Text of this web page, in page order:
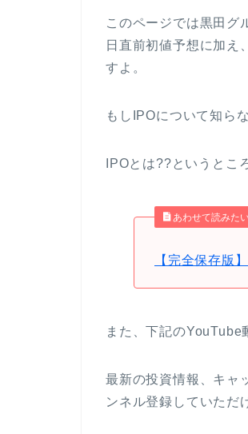
このページでは黒田グ
日直前初値予想に加え
すよ。
もしIPOについて知ら
IPOとは??というとこ
あわせて読みた
【完全保存版
また、下記のYouTube
最新の投資情報、キャ
ンネル登録していただ